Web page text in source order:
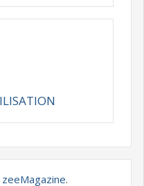
zeeMagazine.